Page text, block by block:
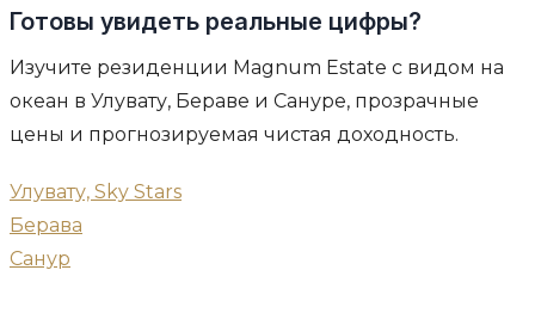
Готовы увидеть реальные цифры?
Изучите резиденции Magnum Estate с видом на
океан в Улувату, Бераве и Сануре, прозрачные
цены и прогнозируемая чистая доходность.
Улувату, Sky Stars
Берава
Санур